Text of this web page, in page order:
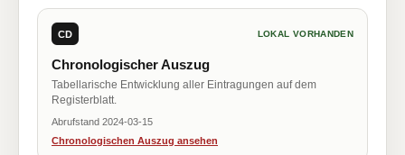
CD LOKAL VORHANDEN
Chronologischer Auszug
Tabellarische Entwicklung aller Eintragungen auf dem
Registerblatt.
Abrufstand 2024-03-15
Chronologischen Auszug ansehen